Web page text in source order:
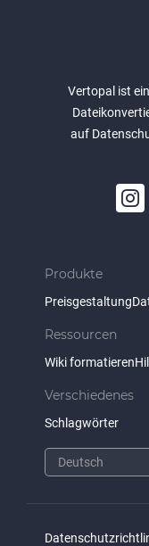
Vertopal ist
auf
Produkte
Preisgestaltung
Ressourcen
Wiki formatieren
Verschiedenes
Schlagwörter